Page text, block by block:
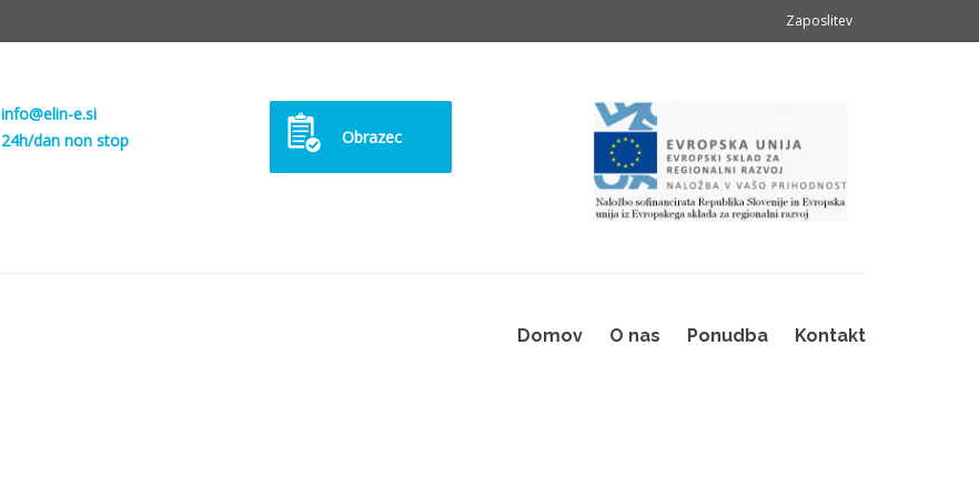
Zaposlitev
info@elin-e.si
24h/dan non stop
Obrazec
Domov O nas Ponudba Kontakt